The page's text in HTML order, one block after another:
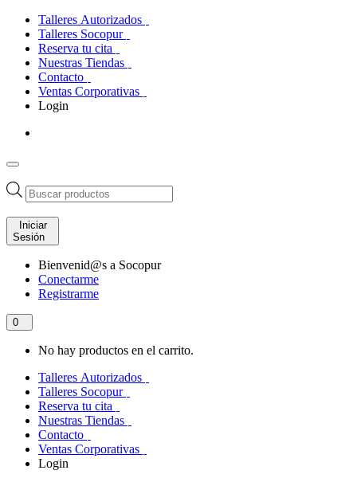
Talleres Autorizados
Talleres Socopur
Reserva tu cita
Nuestras Tiendas
Contacto
Ventas Corporativas
Login
Búsqueda
de
productos
Iniciar
Sesión
Bienvenid@s a Socopur
Conectarme
Registrarme
0
No hay productos en el carrito.
Talleres Autorizados
Talleres Socopur
Reserva tu cita
Nuestras Tiendas
Contacto
Ventas Corporativas
Login